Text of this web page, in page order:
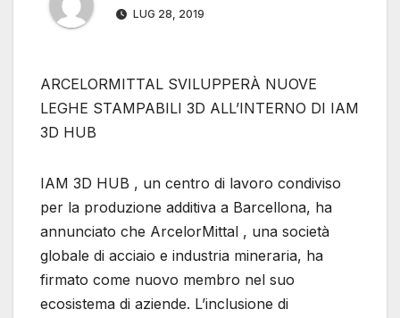
LUG 28, 2019
ARCELORMITTAL SVILUPPERÀ NUOVE
LEGHE STAMPABILI 3D ALL’INTERNO DI IAM
3D HUB
IAM 3D HUB , un centro di lavoro condiviso
per la produzione additiva a Barcellona, ​​ha
annunciato che ArcelorMittal , una società
globale di acciaio e industria mineraria, ha
firmato come nuovo membro nel suo
ecosistema di aziende. L’inclusione di